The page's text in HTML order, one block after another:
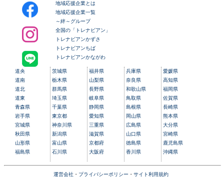
地域応援企業とは
地域応援企業一覧
～絆～グループ
全国の「トレナビアン」
トレナビアンかずさ
トレナビアンちば
トレナビアンかながわ
道央
道南
道北
道東
青森県
岩手県
宮城県
秋田県
山形県
福島県
茨城県
栃木県
群馬県
埼玉県
千葉県
東京都
神奈川県
新潟県
富山県
石川県
福井県
山梨県
長野県
岐阜県
静岡県
愛知県
三重県
滋賀県
京都府
大阪府
兵庫県
奈良県
和歌山県
鳥取県
島根県
岡山県
広島県
山口県
徳島県
香川県
愛媛県
高知県
福岡県
佐賀県
長崎県
熊本県
大分県
宮崎県
鹿児島県
沖縄県
運営会社・ プライバシーポリシー ・ サイト利用規約